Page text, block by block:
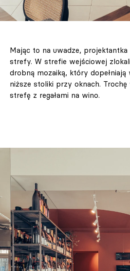
Mając to na uwadze,
strefy. W strefie wejściowej
drobną mozaiką, który dopełniają
niższe stoliki przy oknach. Trochę
strefę z regałami na wino.